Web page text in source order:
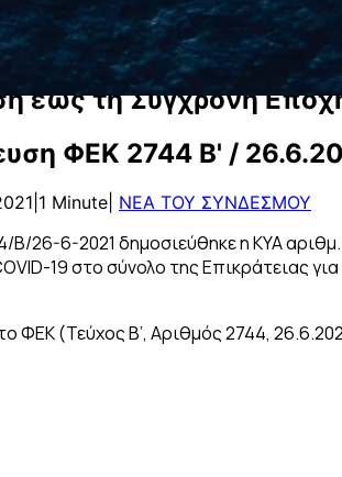
η έως τη Σύγχρονη Εποχ
ΦΕΚ 2744 Β' /
1 Minute ΝΕΑ ΤΟΥ ΣΥΝΔΕΣΜΟΥ
Β/26-6-2021 δημοσιεύθηκε η ΚΥΑ
19 στο σύνολο της Επικράτειας
ΦΕΚ (Τεύχος Β’, Αριθμός 2744,